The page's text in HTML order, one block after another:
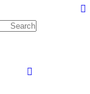
Search